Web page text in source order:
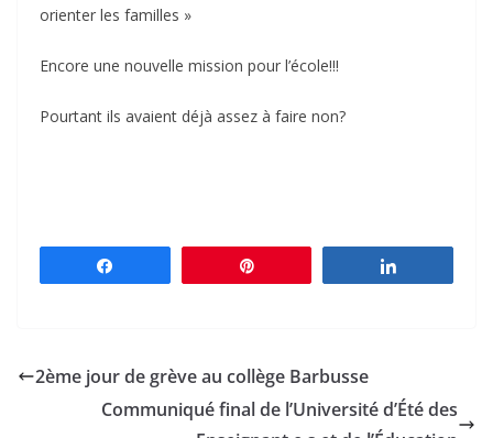
orienter les familles »
Encore une nouvelle mission pour l’école!!!
Pourtant ils avaient déjà assez à faire non?
2ème jour de grève au collège Barbusse
Communiqué final de l’Université d’Été des